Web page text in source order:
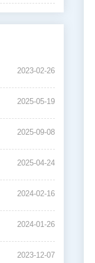
2023-02-26
2025-05-19
2025-09-08
2025-04-24
2024-02-16
2024-01-26
2023-12-07